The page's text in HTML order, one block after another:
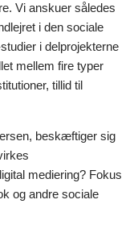
Vi anskuer således
i den sociale
i delprojekterne
mellem fire typer
tillid til
beskæftiger sig
mediering? Fokus
og andre sociale